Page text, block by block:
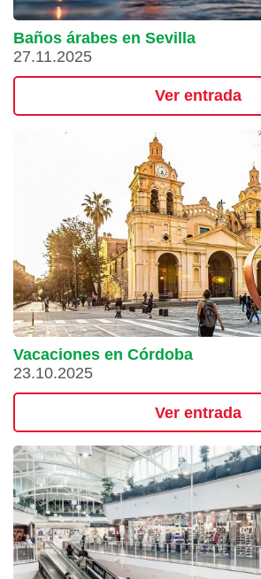
Baños árabes en Sevilla
27.11.2025
Ver entrada
Vacaciones en Córdoba
23.10.2025
Ver entrada